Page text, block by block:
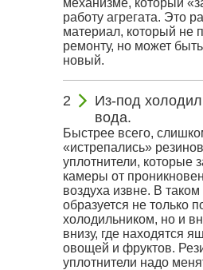
механизме, который
работу агрегата. Это
материал, который не
ремонту, но может
новый.
Из-под
вода.
Быстрее всего,
«истрепались»
уплотнители, которые
камеры от
воздуха извне. В
образуется не только
холодильником, но и
внизу, где находятся
овощей и фруктов.
уплотнители надо